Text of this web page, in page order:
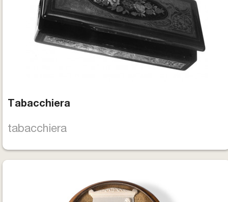
Tabacchiera
tabacchiera